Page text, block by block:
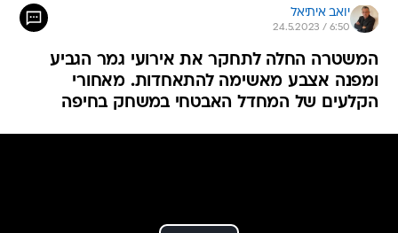
יואב איתיאל
24.5.2023 / 6:50
המשטרה החלה לתחקר את אירועי גמר הגביע
ומפנה אצבע מאשימה להתאחדות. מאחורי
הקלעים של המחדל האבטחי במשחק בחיפה